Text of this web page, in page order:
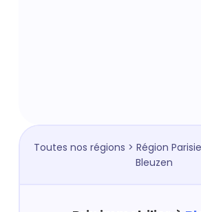
Toutes nos régions > Région
Bleuzen